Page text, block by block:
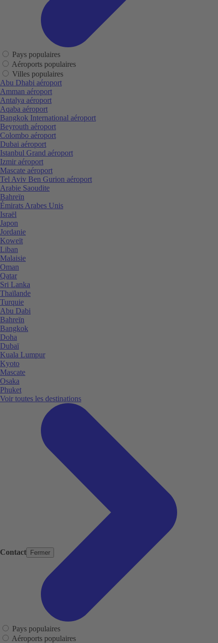
Contact Fermer
Pays populaires
Aéroports populaires
Villes populaires
Abu Dhabi aéroport
Amman aéroport
Antalya aéroport
Aqaba aéroport
Bangkok International aéroport
Beyrouth aéroport
Colombo aéroport
Dubai aéroport
Istanbul Grand aéroport
Izmir aéroport
Mascate aéroport
Tel Aviv Ben Gurion aéroport
Arabie Saoudite
Bahreïn
Émirats Arabes Unis
Israël
Japon
Jordanie
Koweït
Liban
Malaisie
Oman
Qatar
Sri Lanka
Thaïlande
Turquie
Abu Dabi
Bahreïn
Bangkok
Doha
Dubaï
Kuala Lumpur
Kyoto
Mascate
Osaka
Phuket
Voir toutes les destinations
Pays populaires
Aéroports populaires